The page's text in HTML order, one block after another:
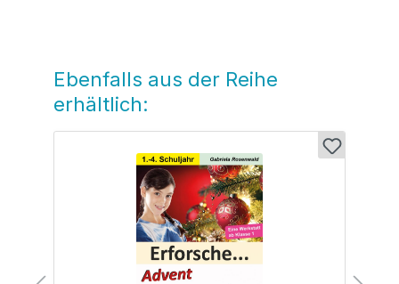
Produktgalerie überspringen
Ebenfalls aus der Reihe
erhältlich: